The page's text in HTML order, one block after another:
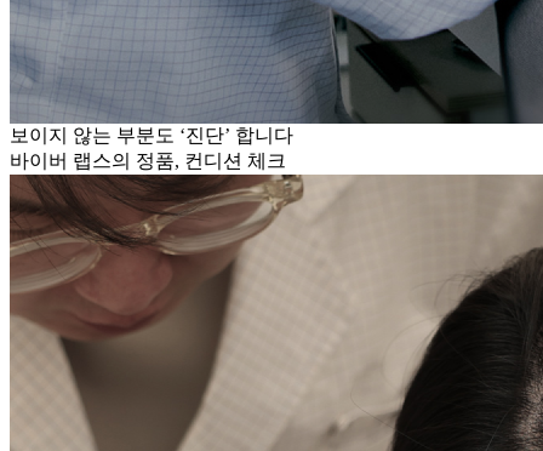
보이지 않는 부분도 ‘진단’ 합니다
바이버 랩스의 정품, 컨디션 체크